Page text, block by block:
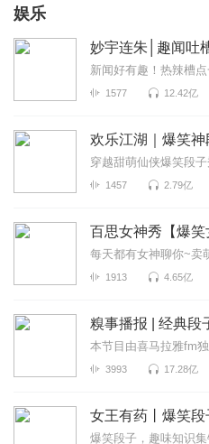
娱乐
妙宇连朱│趣闻吐
新闻好有趣！热辣槽
1577 12.42亿
欢乐江湖｜爆笑神
穿越甜萌仙侠爆笑段子
1457 2.79亿
百思女神秀【爆笑
每天都有女神聊你~卖
1913 4.65亿
糗事播报 | 经典段
3993 17.28亿
女王有药丨爆笑段
爆笑段子，趣味知识